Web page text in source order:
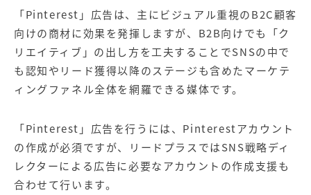
「Pinterest」広告は、主にビジュアル重視のB2C顧客
向けの商材に効果を発揮しますが、B2B向けでも「ク
リエイティブ」の出し方を工夫することでSNSの中で
も認知やリード獲得以降のステージも含めたマーケテ
ィングファネル全体を網羅できる媒体です。
「Pinterest」広告を行うには、Pinterestアカウント
の作成が必須ですが、リードプラスではSNS戦略ディ
レクターによる広告に必要なアカウントの作成支援も
合わせて行います。